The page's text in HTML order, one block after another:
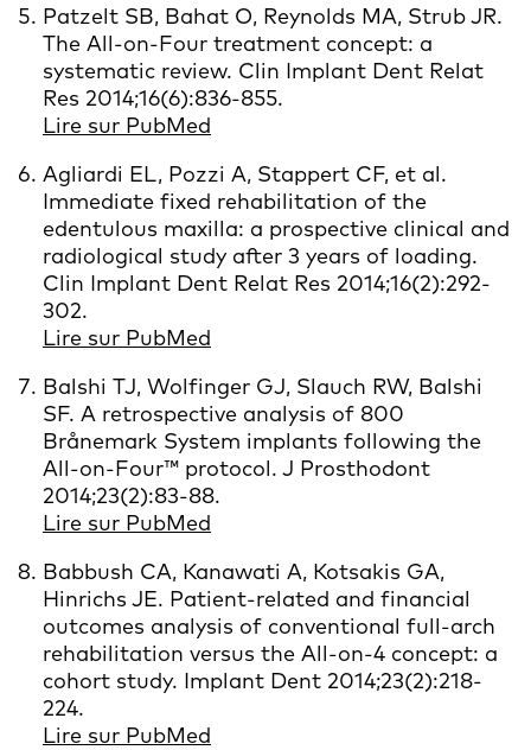
Patzelt SB, Bahat O, Reynolds MA, Strub JR.
The All-on-Four treatment concept: a
systematic review. Clin Implant Dent Relat
Res 2014;16(6):836-855.
Lire sur PubMed
Agliardi EL, Pozzi A, Stappert CF, et al.
Immediate fixed rehabilitation of the
edentulous maxilla: a prospective clinical and
radiological study after 3 years of loading.
Clin Implant Dent Relat Res 2014;16(2):292-
302.
Lire sur PubMed
Balshi TJ, Wolfinger GJ, Slauch RW, Balshi
SF. A retrospective analysis of 800
Brånemark System implants following the
All-on-Four™ protocol. J Prosthodont
2014;23(2):83-88.
Lire sur PubMed
Babbush CA, Kanawati A, Kotsakis GA,
Hinrichs JE. Patient-related and financial
outcomes analysis of conventional full-arch
rehabilitation versus the All-on-4 concept: a
cohort study. Implant Dent 2014;23(2):218-
224.
Lire sur PubMed